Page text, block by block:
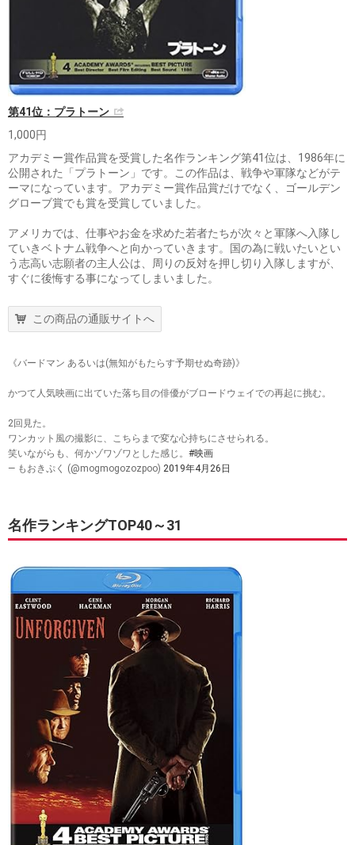
第41位：プラトーン
1,000円
アカデミー賞作品賞を受賞した名作ランキング第41位は、1986年に
公開された「プラトーン」です。この作品は、戦争や軍隊などがテ
ーマになっています。アカデミー賞作品賞だけでなく、ゴールデン
グローブ賞でも賞を受賞していました。
アメリカでは、仕事やお金を求めた若者たちが次々と軍隊へ入隊し
ていきベトナム戦争へと向かっていきます。国の為に戦いたいとい
う志高い志願者の主人公は、周りの反対を押し切り入隊しますが、
すぐに後悔する事になってしまいました。
この商品の通販サイトへ
《バードマン あるいは(無知がもたらす予期せぬ奇跡)》
かつて人気映画に出ていた落ち目の俳優がブロードウェイでの再起に挑む。
2回見た。
ワンカット風の撮影に、こちらまで変な心持ちにさせられる。
笑いながらも、何かゾワゾワとした感じ。 #映画
— もおきぷく (@mogmogozozpoo) 2019年4月26日
名作ランキングTOP40～31